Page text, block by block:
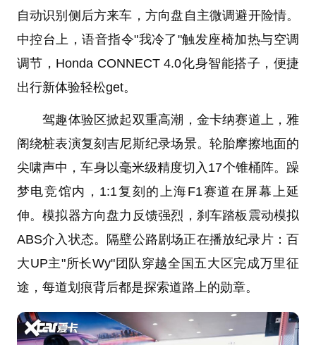
自动识别侧后方来车，方向盘自主微调避开险情。
中控台上，语音指令"我冷了"触发座椅加热与空调
调节，Honda CONNECT 4.0化身智能搭子，便捷
出行新体验轻松get。
驾趣体验区掀起双重高潮，金卡纳赛道上，雅
阁绕桩表演复刻吉尼斯纪录场景。轮胎摩擦地面的
尖啸声中，车身以毫米级精度切入17个锥桶阵。躁
梦电竞馆内，1:1复刻的上海F1赛道在屏幕上延
伸。模拟器方向盘力反馈强烈，刹车踏板震动模拟
ABS介入状态。隔壁公路剧场正在播放纪录片：百
大UP主"所长Wy"团队穿越全国五大区完成万里征
途，每道划痕背后都是探索道路上的勋章。